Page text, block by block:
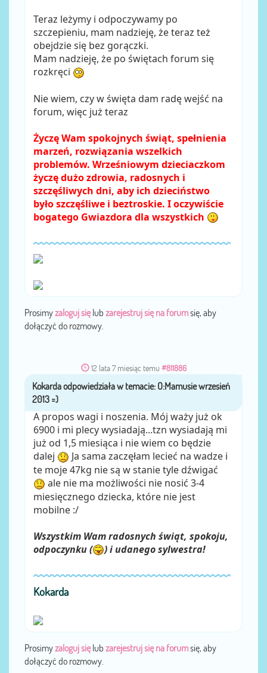
Teraz leżymy i odpoczywamy po
szczepieniu, mam nadzieję, że teraz też
obejdzie się bez gorączki.
Mam nadzieję, że po świętach forum się
rozkręci
Nie wiem, czy w święta dam radę wejść na
forum, więc już teraz
Życzę Wam spokojnych świąt, spełnienia
marzeń, rozwiązania wszelkich
problemów. Wrześniowym dzieciaczkom
życzę dużo zdrowia, radosnych i
szczęśliwych dni, aby ich dzieciństwo
było szczęśliwe i beztroskie. I oczywiście
bogatego Gwiazdora dla wszystkich
Prosimyzaloguj sięlub zarejestruj się na forumsię, aby
dołączyć do rozmowy.
12 lata 7 miesiąc temu #811886
przezKokarda
A propos wagi i noszenia. Mój waży już ok
6900 i mi plecy wysiadają...tzn wysiadają mi
już od 1,5 miesiąca i nie wiem co będzie
dalej
Ja sama zaczęłam lecieć na wadze i
te moje 47kg nie są w stanie tyle dźwigać
ale nie ma możliwości nie nosić 3-4
miesięcznego dziecka, które nie jest
mobilne :/
Wszystkim Wam radosnych świąt, spokoju,
odpoczynku (
) i udanego sylwestra!
Kokarda
Prosimyzaloguj sięlub zarejestruj się na forumsię, aby
dołączyć do rozmowy.